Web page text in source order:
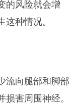
的风险就会增
种情况。
流向腿部和脚部
害周围神经。